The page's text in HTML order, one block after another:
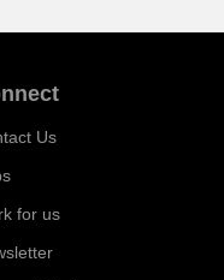
Us
for us